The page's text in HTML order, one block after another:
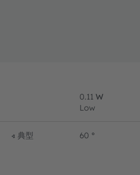
0.11 W
Low
∢ 典型 60 °